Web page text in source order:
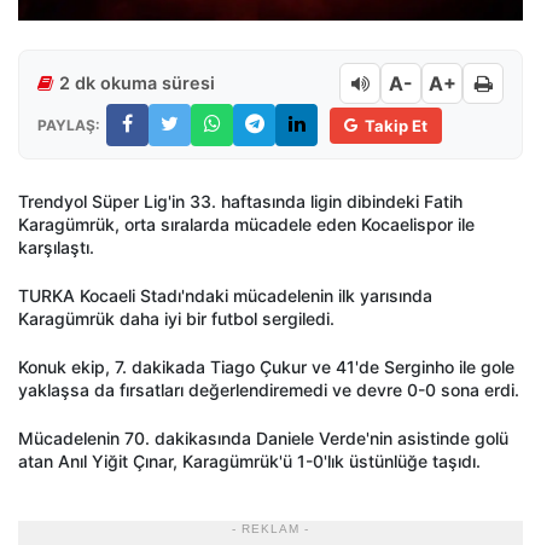
2 dk okuma süresi A- A+
PAYLAŞ: Takip Et
Trendyol Süper Lig'in 33. haftasında ligin dibindeki Fatih
Karagümrük, orta sıralarda mücadele eden Kocaelispor ile
karşılaştı.
TURKA Kocaeli Stadı'ndaki mücadelenin ilk yarısında
Karagümrük daha iyi bir futbol sergiledi.
Konuk ekip, 7. dakikada Tiago Çukur ve 41'de Serginho ile gole
yaklaşsa da fırsatları değerlendiremedi ve devre 0-0 sona erdi.
Mücadelenin 70. dakikasında Daniele Verde'nin asistinde golü
atan Anıl Yiğit Çınar, Karagümrük'ü 1-0'lık üstünlüğe taşıdı.
- REKLAM -